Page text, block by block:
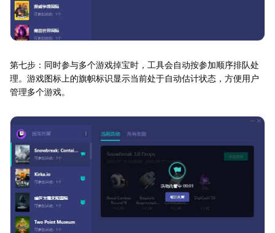
第七步：同时参与多个游戏掉宝时，工具会自动按参加顺序排队处
理。游戏图标上的旗帜标识显示当前处于自动估计状态，方便用户
管理多个游戏。